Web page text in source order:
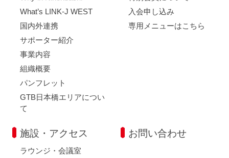
What’s LINK-J WEST
国内外連携
サポーター紹介
事業内容
組織概要
パンフレット
GTB日本橋エリアについ
て
入会申し込み
専用メニューはこちら
施設・アクセス
ラウンジ・会議室
お問い合わせ